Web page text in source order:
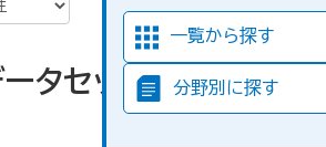
一覧から探す
分野別に探す
タセットが見つか